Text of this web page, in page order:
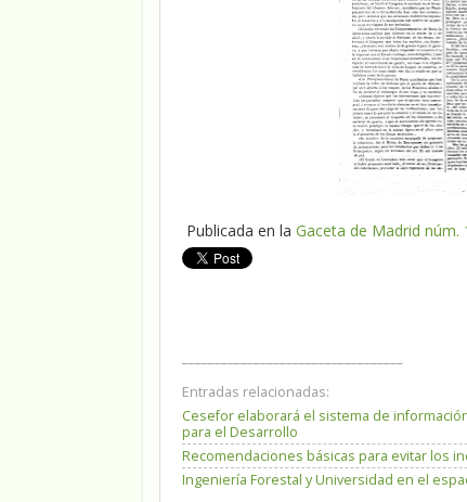
Publicada en la Gaceta de Madrid núm.
Entradas relacionadas:
Cesefor elaborará el sistema de
para el Desarrollo
Recomendaciones básicas para evitar los
Ingeniería Forestal y Universidad en el